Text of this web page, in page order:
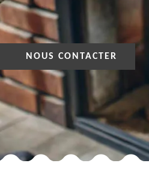
NOUS CONTACTER